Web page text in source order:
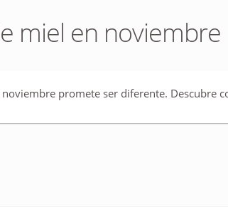
miel en noviembre
noviembre promete ser diferente. Descubre